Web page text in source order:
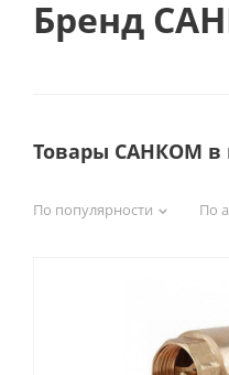
Бренд
Товары САНКОМ в
По популярности По